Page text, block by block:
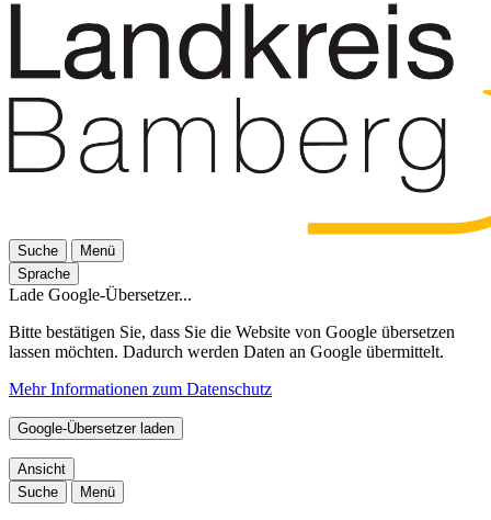
Suche
Menü
Sprache
Lade Google-Übersetzer...
Bitte bestätigen Sie, dass Sie die Website von Google übersetzen
lassen möchten. Dadurch werden Daten an Google übermittelt.
Mehr Informationen zum Datenschutz
Google-Übersetzer laden
Ansicht
Suche
Menü